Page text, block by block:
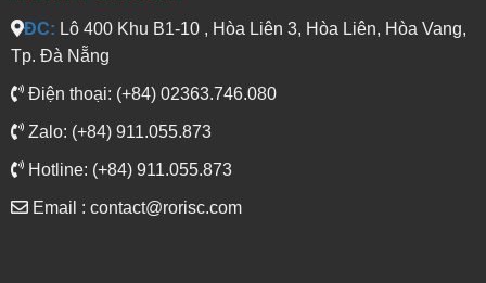
ĐC: Lô 400 Khu B1-10 , Hòa Liên 3, Hòa Liên, Hòa Vang,
Tp. Đà Nẵng
Điện thoại: (+84) 02363.746.080
Zalo: (+84) 911.055.873
Hotline: (+84) 911.055.873
Email : contact@rorisc.com